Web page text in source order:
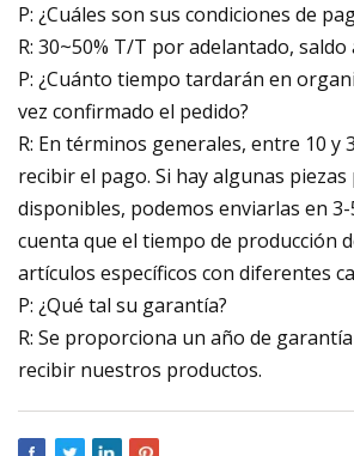
P: ¿Cuáles son sus condiciones de
R: 30~50% T/T por adelantado, saldo
P: ¿Cuánto tiempo tardarán en
vez confirmado el pedido?
R: En términos generales, entre 10 y
recibir el pago. Si hay algunas piezas
disponibles, podemos enviarlas en
cuenta que el tiempo de producción
artículos específicos con diferentes
P: ¿Qué tal su garantía?
R: Se proporciona un año de
recibir nuestros productos.